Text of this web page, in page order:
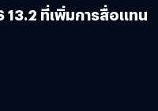
ที่เพิ่มการสื่อแทน